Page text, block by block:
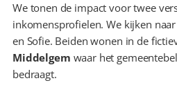
We tonen de impact voor twee
inkomensprofielen. We kijken
Middelgem waar het
bedraagt.